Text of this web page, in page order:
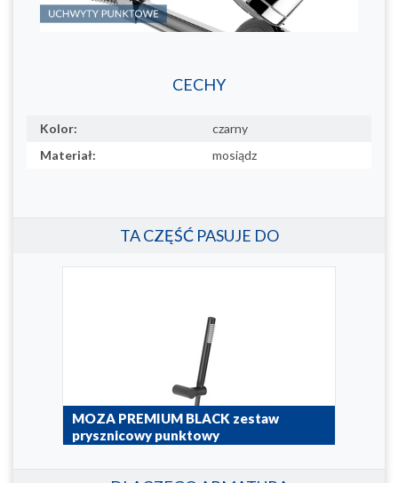
CECHY
Kolor:
czarny
Materiał:
mosiądz
TA CZĘŚĆ PASUJE DO
MOZA PREMIUM BLACK zestaw
prysznicowy punktowy
841-225-81